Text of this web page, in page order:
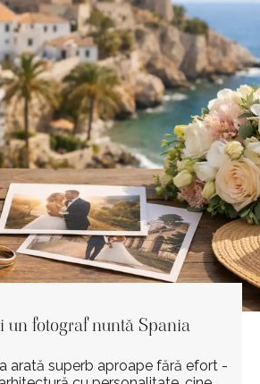
un fotograf nuntă Spania
arată superb aproape fără efort -